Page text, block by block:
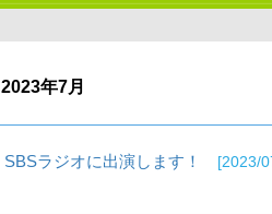
2023年7月
SBSラジオに出演します！ [2023/